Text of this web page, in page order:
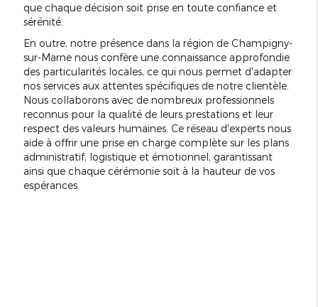
que chaque décision soit prise en toute confiance et
sérénité.
En outre, notre présence dans la région de Champigny-
sur-Marne nous confère une connaissance approfondie
des particularités locales, ce qui nous permet d'adapter
nos services aux attentes spécifiques de notre clientèle.
Nous collaborons avec de nombreux professionnels
reconnus pour la qualité de leurs prestations et leur
respect des valeurs humaines. Ce réseau d'experts nous
aide à offrir une prise en charge complète sur les plans
administratif, logistique et émotionnel, garantissant
ainsi que chaque cérémonie soit à la hauteur de vos
espérances.